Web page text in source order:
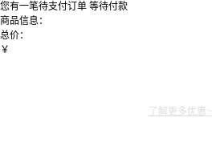
您有一笔待支付订单 等待付款
商品信息：
总价：
￥
了解更多优惠~